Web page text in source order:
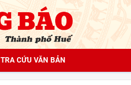
TRA CỨU VĂN BẢN